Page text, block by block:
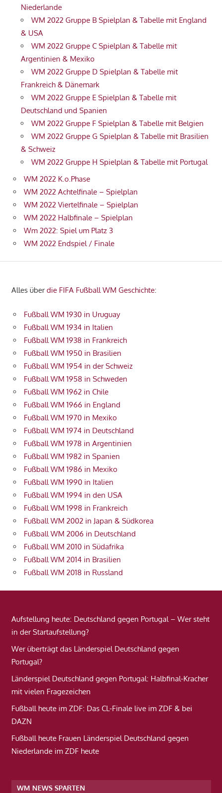
Niederlande
WM 2022 Gruppe B Spielplan & Tabelle mit England
& USA
WM 2022 Gruppe C Spielplan & Tabelle mit
Argentinien & Mexiko
WM 2022 Gruppe D Spielplan & Tabelle mit
Frankreich & Dänemark
WM 2022 Gruppe E Spielplan & Tabelle mit
Deutschland und Spanien
WM 2022 Gruppe F Spielplan & Tabelle mit Belgien
WM 2022 Gruppe G Spielplan & Tabelle mit Brasilien
& Schweiz
WM 2022 Gruppe H Spielplan & Tabelle mit Portugal
WM 2022 K.o.Phase
WM 2022 Achtelfinale – Spielplan
WM 2022 Viertelfinale – Spielplan
WM 2022 Halbfinale – Spielplan
Wm 2022: Spiel um Platz 3
WM 2022 Endspiel / Finale
Alles überdie FIFA Fußball WM Geschichte:
Fußball WM 1930 in Uruguay
Fußball WM 1934 in Italien
Fußball WM 1938 in Frankreich
Fußball WM 1950 in Brasilien
Fußball WM 1954 in der Schweiz
Fußball WM 1958 in Schweden
Fußball WM 1962 in Chile
Fußball WM 1966 in England
Fußball WM 1970 in Mexiko
Fußball WM 1974 in Deutschland
Fußball WM 1978 in Argentinien
Fußball WM 1982 in Spanien
Fußball WM 1986 in Mexiko
Fußball WM 1990 in Italien
Fußball WM 1994 in den USA
Fußball WM 1998 in Frankreich
Fußball WM 2002 in Japan & Südkorea
Fußball WM 2006 in Deutschland
Fußball WM 2010 in Südafrika
Fußball WM 2014 in Brasilien
Fußball WM 2018 in Russland
Aufstellung heute: Deutschland gegen Portugal – Wer steht
in der Startaufstellung?
Wer überträgt das Länderspiel Deutschland gegen
Portugal?
Länderspiel Deutschland gegen Portugal: Halbfinal-Kracher
mit vielen Fragezeichen
Fußball heute im ZDF: Das CL-Finale live im ZDF & bei
DAZN
Fußball heute Frauen Länderspiel Deutschland gegen
Niederlande im ZDF heute
WM NEWS SPARTEN